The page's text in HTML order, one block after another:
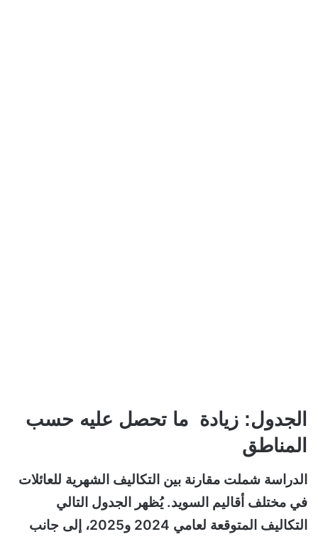
الجدول: زيادة ما تحصل عليه حسب
المناطق
الدراسة شملت مقارنة بين التكاليف الشهرية للعائلات
في مختلف أقاليم السويد. يُظهر الجدول التالي
التكاليف المتوقعة لعامي 2024 و2025، إلى جانب